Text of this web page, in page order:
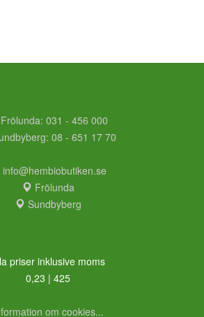
Frölunda: 031 - 456 000
08 - 651 17 70
info@hembiobutiken.se
Frölunda
Sundbyberg
priser inklusive moms
0,23 | 425
om cookies...